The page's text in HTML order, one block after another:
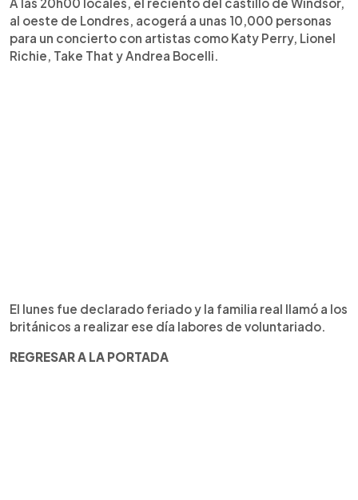
al oeste de Londres, acogerá a unas 10,000 personas
para un concierto con artistas como Katy Perry, Lionel
Richie, Take That y Andrea Bocelli.
El lunes fue declarado feriado y la familia real llamó a los
británicos a realizar ese día labores de voluntariado.
REGRESAR A LA PORTADA